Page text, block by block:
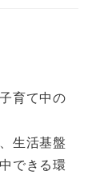
育て中の
生活基盤
できる環